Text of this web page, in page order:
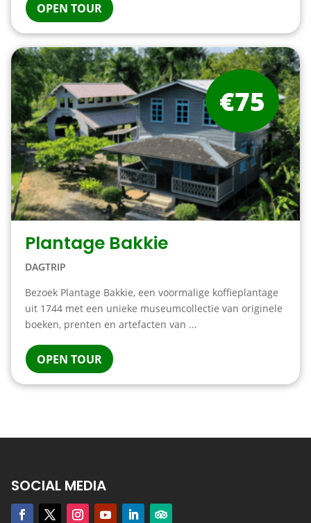
OPEN TOUR
Plantage Bakkie
DAGTRIP
Bezoek Plantage Bakkie, een voormalige koffieplantage
uit 1744 met een unieke museumcollectie van originele
boeken, prenten en artefacten van ...
OPEN TOUR
€75
SOCIAL MEDIA